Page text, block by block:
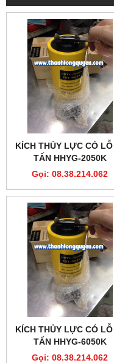
KÍCH THỦY LỰC CÓ
TẤN HHYG-2050K
Gọi: 08.38.214.062
KÍCH THỦY LỰC CÓ
TẤN HHYG-6050K
Gọi: 08.38.214.062